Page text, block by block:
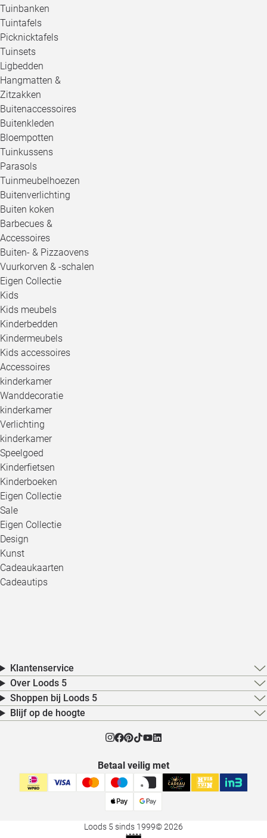
Tuinbanken
Tuintafels
Picknicktafels
Tuinsets
Ligbedden
Hangmatten &
Zitzakken
Buitenaccessoires
Buitenkleden
Bloempotten
Tuinkussens
Parasols
Tuinmeubelhoezen
Buitenverlichting
Buiten koken
Barbecues &
Accessoires
Buiten- & Pizzaovens
Vuurkorven & -schalen
Eigen Collectie
Kids
Kids meubels
Kinderbedden
Kindermeubels
Kids accessoires
Accessoires
kinderkamer
Wanddecoratie
kinderkamer
Verlichting
kinderkamer
Speelgoed
Kinderfietsen
Kinderboeken
Eigen Collectie
Sale
Eigen Collectie
Design
Kunst
Cadeaukaarten
Cadeautips
Klantenservice
Over Loods 5
Shoppen bij Loods 5
Blijf op de hoogte
Betaal veilig met
Loods 5 sinds 1999© 2026